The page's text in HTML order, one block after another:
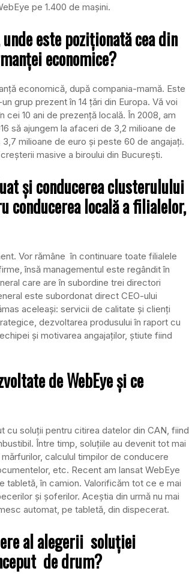
pe 1.400 de maşini.
este poziţionată cea din
economice?
economică, după compania-mamă. Este
grup prezent în 14 ţări din Europa. Vă voi
10 ani de prezenţă locală. În 2008, am
să ajungem la afaceri de 3,2 milioane de
milioane de euro şi peste 60 de angajaţi.
masive a biroului din Bucureşti.
şi conducerea clusterulului
conducerea locală a filialelor,
Vor rămâne în continuare toate filialele
însă managementul este regândit în
care are în subordine trei directori
este subordonat direct CEO-ului
aceleaşi: servicii de calitate şi clienţi
dezvoltarea produsului în raport cu
şi motivarea angajaţilor, ştiute fiind
de WebEye şi ce
cu soluţii pentru citirea datelor din CAN, fiind
Între timp, soluţiile au devenit tot mai
calculul timpilor de conducere
etc. Recent am lansat WebEye
tabletă, în camion. Valorificăm tot ce e mai
şi şoferilor. Aceştia din urmă nu mai
automat, pe tabletă, din dispecerat.
al alegerii soluţiei
de drum?